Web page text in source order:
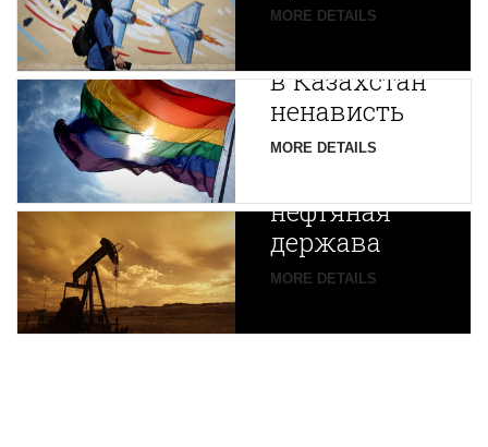
MORE DETAILS
Путин
в Казахстан
ненависть
MORE DETAILS
Центральной
Азии
зарождается
нефтяная
держава
MORE DETAILS